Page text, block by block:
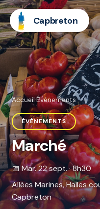
Capbreton
Accueil·Événements
ÉVÉNEMENTS
Marché
📅 Mar. 22 sept. · 8h30
Allées Marines, Halles
Capbreton